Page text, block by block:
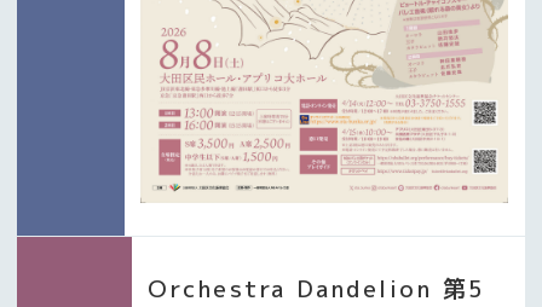
Orchestra Dandelion 第5